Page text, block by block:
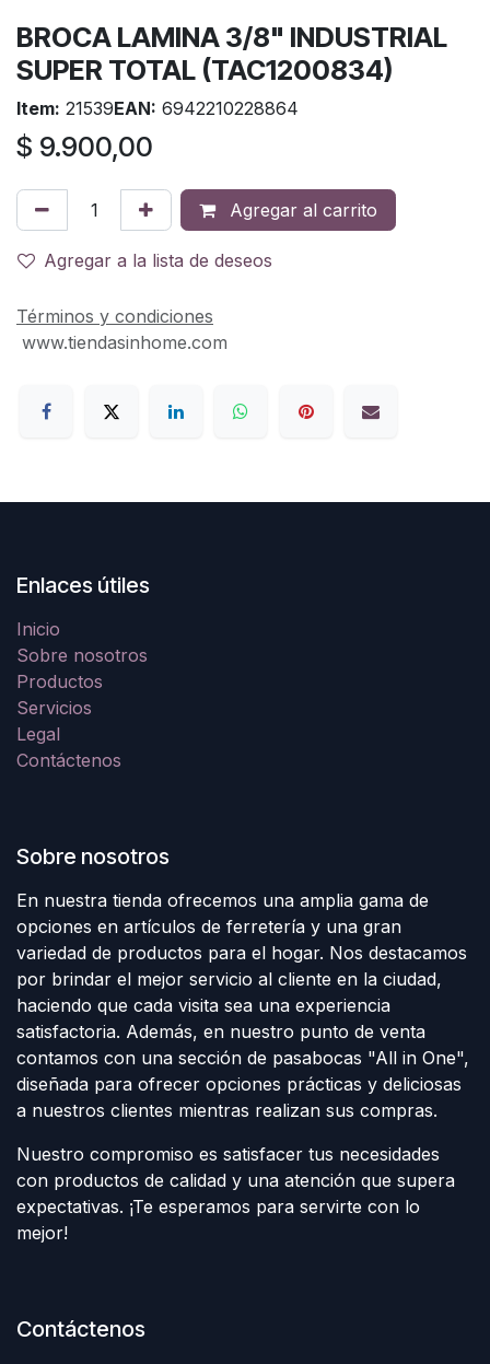
BROCA LAMINA 3/8" INDUSTRIAL
SUPER TOTAL (TAC1200834)
Item: 21539EAN: 6942210228864
$ 9.900,00
Agregar al carrito
Agregar a la lista de deseos
Términos y condiciones
www.tiendasinhome.com
Enlaces útiles
Inicio
Sobre nosotros
Productos
Servicios
Legal
Contáctenos
Sobre nosotros
En nuestra tienda ofrecemos una amplia gama de
opciones en artículos de ferretería y una gran
variedad de productos para el hogar. Nos destacamos
por brindar el mejor servicio al cliente en la ciudad,
haciendo que cada visita sea una experiencia
satisfactoria. Además, en nuestro punto de venta
contamos con una sección de pasabocas "All in One",
diseñada para ofrecer opciones prácticas y deliciosas
a nuestros clientes mientras realizan sus compras.
Nuestro compromiso es satisfacer tus necesidades
con productos de calidad y una atención que supera
expectativas. ¡Te esperamos para servirte con lo
mejor!
Contáctenos